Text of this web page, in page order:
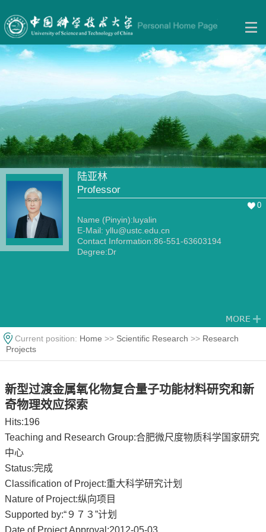
陆亚林
Professor
0
Name (Pinyin):luyalin
E-Mail: yllu@ustc.edu.cn
Contact Information:86-551-63603194
Degree:Dr
Current position: Home >> Scientific Research >> Research
Projects
新型过渡金属氧化物复合量子功能材料研究和新
奇物理效应探索
Hits:196
Teaching and Research Group:合肥微尺度物质科学国家研究
中心
Status:完成
Classification of Project:重大科学研究计划
Nature of Project:纵向项目
Supported by:“９７３”计划
Date of Project Approval:2012-05-03